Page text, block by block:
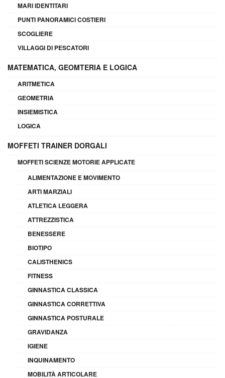
MARI IDENTITARI
PUNTI PANORAMICI COSTIERI
SCOGLIERE
VILLAGGI DI PESCATORI
MATEMATICA, GEOMTERIA E LOGICA
ARITMETICA
GEOMETRIA
INSIEMISTICA
LOGICA
MOFFETI TRAINER DORGALI
MOFFETI SCIENZE MOTORIE APPLICATE
ALIMENTAZIONE E MOVIMENTO
ARTI MARZIALI
ATLETICA LEGGERA
ATTREZZISTICA
BENESSERE
BIOTIPO
CALISTHENICS
FITNESS
GINNASTICA CLASSICA
GINNASTICA CORRETTIVA
GINNASTICA POSTURALE
GRAVIDANZA
IGIENE
INQUINAMENTO
MOBILITÀ ARTICOLARE